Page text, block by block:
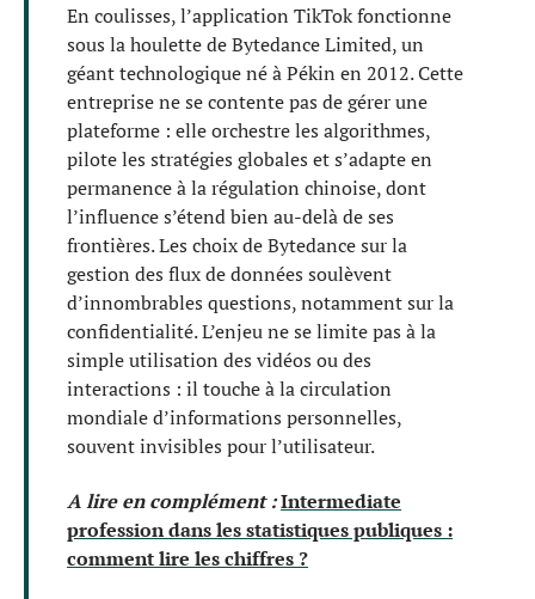
En coulisses, l’application TikTok fonctionne
sous la houlette de Bytedance Limited, un
géant technologique né à Pékin en 2012. Cette
entreprise ne se contente pas de gérer une
plateforme : elle orchestre les algorithmes,
pilote les stratégies globales et s’adapte en
permanence à la régulation chinoise, dont
l’influence s’étend bien au-delà de ses
frontières. Les choix de Bytedance sur la
gestion des flux de données soulèvent
d’innombrables questions, notamment sur la
confidentialité. L’enjeu ne se limite pas à la
simple utilisation des vidéos ou des
interactions : il touche à la circulation
mondiale d’informations personnelles,
souvent invisibles pour l’utilisateur.
A lire en complément :Intermediate
profession dans les statistiques publiques :
comment lire les chiffres ?